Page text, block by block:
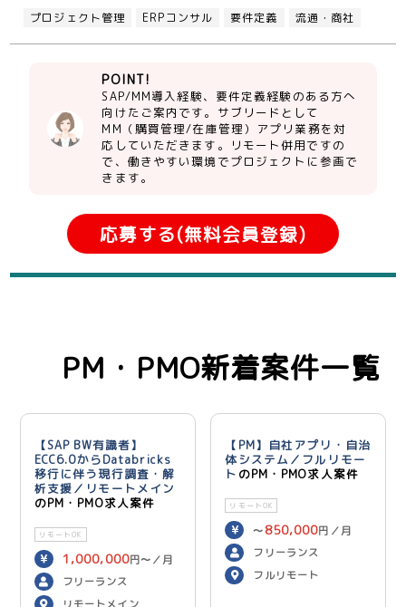
プロジェクト管理 ERPコンサル 要件定義 流通・商社
POINT!
SAP/MM導入経験、要件定義経験のある方へ
向けたご案内です。サブリードとして
MM（購買管理/在庫管理）アプリ業務を対
応していただきます。リモート併用ですの
で、働きやすい環境でプロジェクトに参画で
きます。
応募する(無料会員登録)
PM・PMO新着案件一覧
【SAP BW有識者】
ECC6.0からDatabricks
移行に伴う現行調査・解
析支援／リモートメイン
のPM・PMO求人案件
リモートOK
1,000,000円〜／月
フリーランス
【PM】自社アプリ・自治
体システム／フルリモー
ト のPM・PMO求人案件
リモートOK
〜 850,000円／月
フリーランス
フルリモート